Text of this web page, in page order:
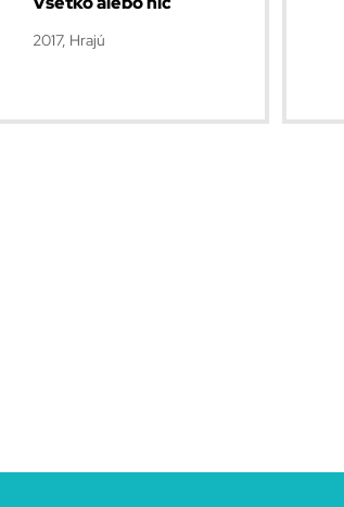
2017, Hrajú